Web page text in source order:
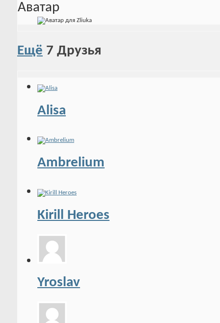
Аватар
Ещё 7 Друзья
Alisa
Ambrelium
Kirill Heroes
Yroslav